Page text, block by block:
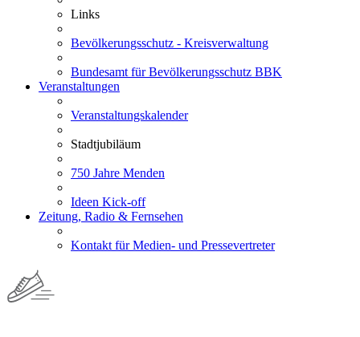
Links
Bevölkerungsschutz - Kreisverwaltung
Bundesamt für Bevölkerungsschutz BBK
Veranstaltungen
Veranstaltungskalender
Stadtjubiläum
750 Jahre Menden
Ideen Kick-off
Zeitung, Radio & Fernsehen
Kontakt für Medien- und Pressevertreter